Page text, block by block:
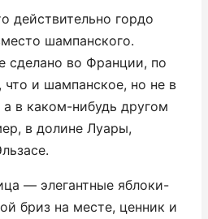
действительно гордо
шампанского.
сделано во Франции, по
и шампанское, но не в
в каком-нибудь другом
в долине Луары,
— элегантные яблоки-
бриз на месте, ценник и